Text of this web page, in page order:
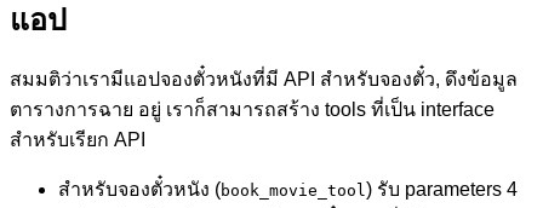
แอป
สมมติว่าเรามีแอปจองตั๋วหนังที่มี API สำหรับจองตั๋ว, ดึงข้อมูล
ตารางการฉาย อยู่ เราก็สามารถสร้าง tools ที่เป็น interface
สำหรับเรียก API
สำหรับจองตั๋วหนัง (book_movie_tool) รับ parameters 4